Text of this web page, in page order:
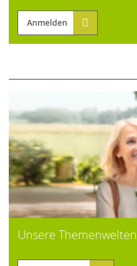
Anmelden
Unsere Themenwelten